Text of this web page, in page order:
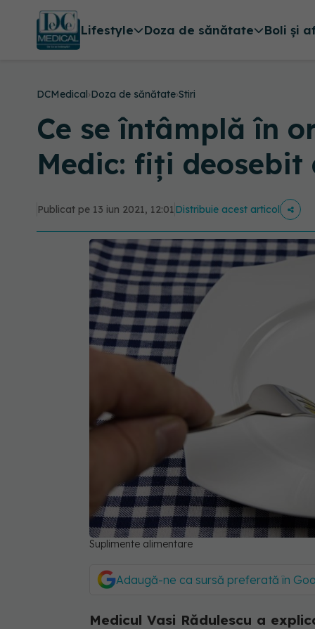
Lifestyle Doza de sănătate Boli și
DCMedical›Doza de sănătate›Stiri
Ce se întâmplă în
Medic: fiți deosebit
Publicat pe 13 iun 2021, 12:01Distribuie acest articol
Suplimente alimentare
Adaugă-ne ca sursă preferată în
Medicul Vasi Rădulescu a